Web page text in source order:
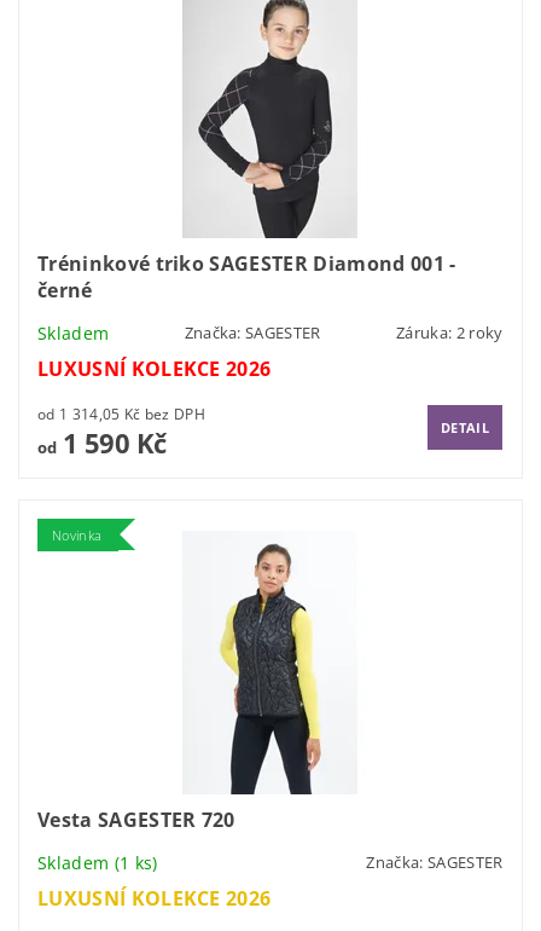
Tréninkové triko SAGESTER Diamond 001 -
černé
Skladem Značka:SAGESTER Záruka: 2 roky
LUXUSNÍ KOLEKCE 2026
od 1 314,05 Kč bez DPH
od1 590 Kč DETAIL
Novinka
Vesta SAGESTER 720
Skladem (1 ks) Značka: SAGESTER
LUXUSNÍ KOLEKCE 2026